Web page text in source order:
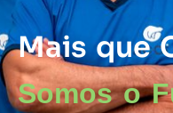
Mais que
Somos o